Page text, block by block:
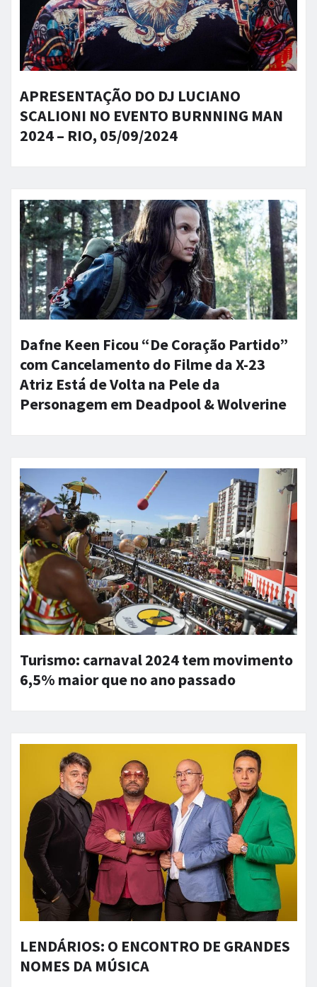
APRESENTAÇÃO DO DJ LUCIANO
SCALIONI NO EVENTO BURNNING MAN
2024 – RIO, 05/09/2024
Dafne Keen Ficou “De Coração Partido”
com Cancelamento do Filme da X-23
Atriz Está de Volta na Pele da
Personagem em Deadpool & Wolverine
Turismo: carnaval 2024 tem movimento
6,5% maior que no ano passado
LENDÁRIOS: O ENCONTRO DE GRANDES
NOMES DA MÚSICA